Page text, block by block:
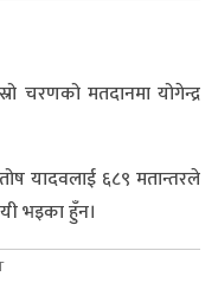
चरणको मतदानमा योगेन्द्र
यादवलाई ६८९ मतान्तरले
भइका हुँन।